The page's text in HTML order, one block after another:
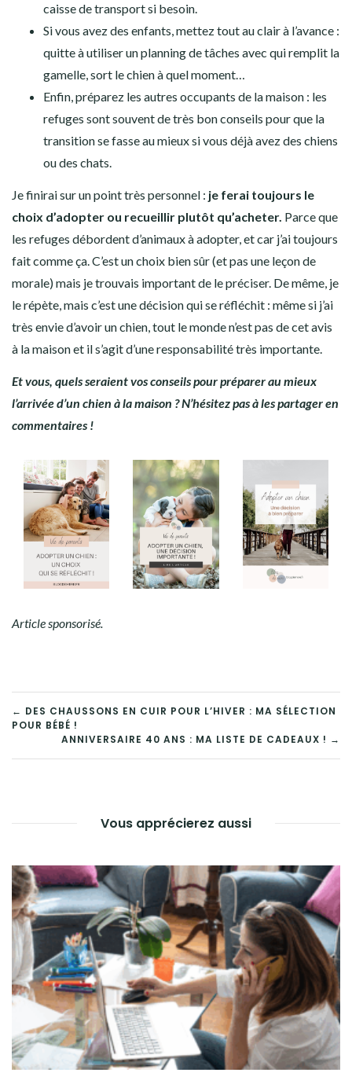
caisse de transport si besoin.
Si vous avez des enfants, mettez tout au clair à l’avance :
quitte à utiliser un planning de tâches avec qui remplit la
gamelle, sort le chien à quel moment…
Enfin, préparez les autres occupants de la maison : les
refuges sont souvent de très bon conseils pour que la
transition se fasse au mieux si vous déjà avez des chiens
ou des chats.
Je finirai sur un point très personnel : je ferai toujours le
choix d’adopter ou recueillir plutôt qu’acheter. Parce que
les refuges débordent d’animaux à adopter, et car j’ai toujours
fait comme ça. C’est un choix bien sûr (et pas une leçon de
morale) mais je trouvais important de le préciser. De même, je
le répète, mais c’est une décision qui se réfléchit : même si j’ai
très envie d’avoir un chien, tout le monde n’est pas de cet avis
à la maison et il s’agit d’une responsabilité très importante.
Et vous, quels seraient vos conseils pour préparer au mieux
l’arrivée d’un chien à la maison ? N’hésitez pas à les partager en
commentaires !
Article sponsorisé.
← DES CHAUSSONS EN CUIR POUR L’HIVER : MA SÉLECTION
POUR BÉBÉ !
ANNIVERSAIRE 40 ANS : MA LISTE DE CADEAUX ! →
Vous apprécierez aussi